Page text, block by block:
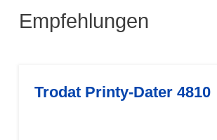
Empfehlungen
Trodat Printy-Dater 4810